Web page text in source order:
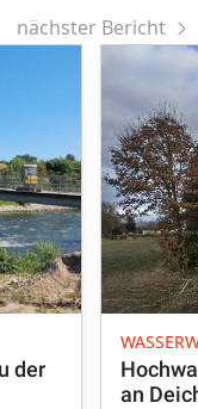
nächster Bericht
der
an